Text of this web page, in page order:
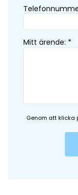
Mitt ärende: *
Genom att klicka